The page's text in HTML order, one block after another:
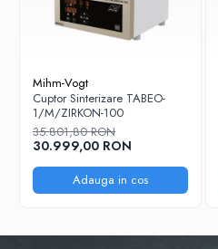
Mihm-Vogt
Cuptor Sinterizare TABEO-
1/M/ZIRKON-100
35.801,80 RON
30.999,00 RON
Adauga in cos